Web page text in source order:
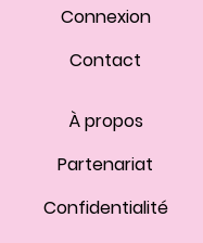
Connexion
Contact
À propos
Partenariat
Confidentialité